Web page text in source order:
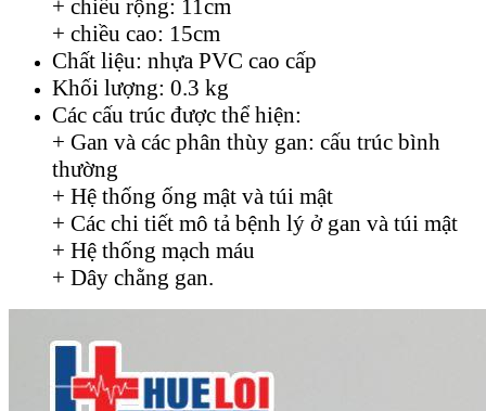
+ chiều rộng: 11cm
+ chiều cao: 15cm
Chất liệu: nhựa PVC cao cấp
Khối lượng: 0.3 kg
Các cấu trúc được thể hiện:
+ Gan và các phân thùy gan: cấu trúc bình
thường
+ Hệ thống ống mật và túi mật
+ Các chi tiết mô tả bệnh lý ở gan và túi mật
+ Hệ thống mạch máu
+ Dây chằng gan.